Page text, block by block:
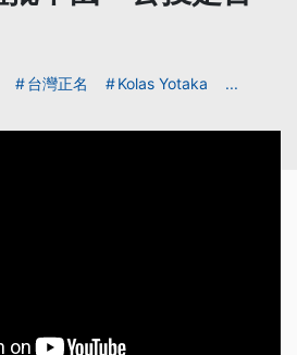
台灣正名 Kolas Yotaka ...